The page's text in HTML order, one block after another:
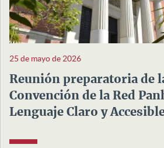
25 de mayo de 2026
Reunión preparatoria de
Convención de la Red
Lenguaje Claro y